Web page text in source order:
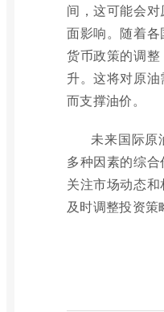
间，这可能会
面影响。随着
货币政策的调
升。这将对原
而支撑油价。
未来国际原
多种因素的综
关注市场动态
及时调整投资策